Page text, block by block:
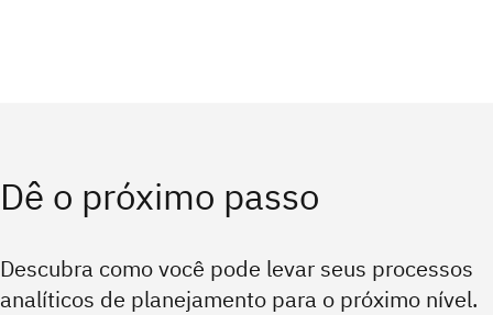
Dê o próximo passo
Descubra como você pode levar seus processos
analíticos de planejamento para o próximo nível.